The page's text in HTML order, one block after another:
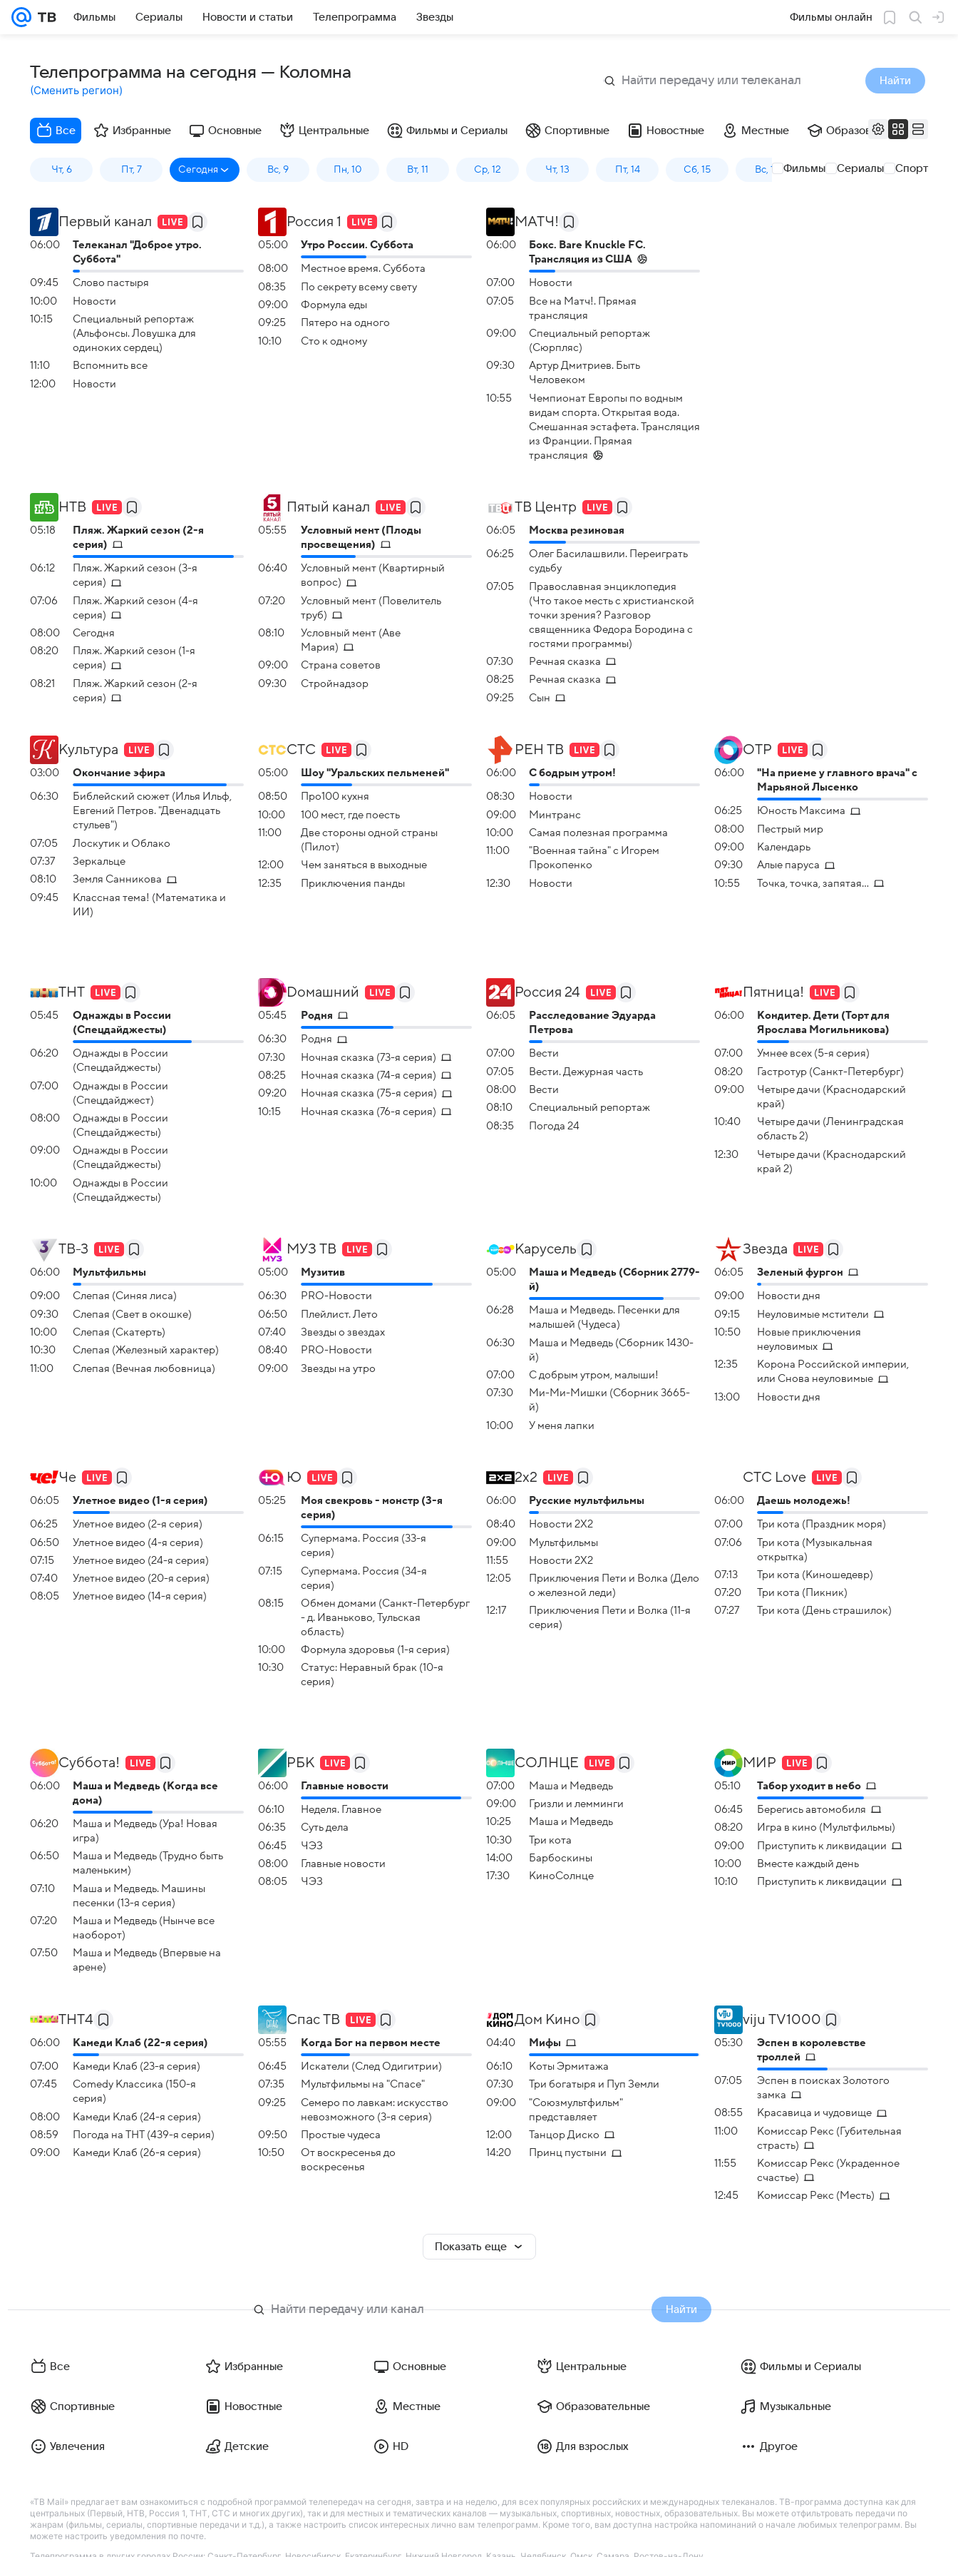
Фильмы Сериалы Новости и статьи Телепрограмма Звезды Фильмы онлайн
Телепрограмма на сегодня — Коломна
(Сменить регион)
Найти
Все Избранные Основные Центральные Фильмы и Сериалы Спортивные Новостные Местные Образовательные
Чт, 6 Пт, 7 Сегодня Вс, 9 Пн, 10 Вт, 11 Ср, 12 Чт, 13 Пт, 14 Сб, 15 Вс, 16 Пн, 17
Фильмы Сериалы Спорт
Первый канал
06:00
Телеканал "Доброе утро.
Суббота"
09:45
Слово пастыря
10:00
Новости
10:15
Специальный репортаж
(Альфонсы. Ловушка для
одиноких сердец)
11:10
Вспомнить все
12:00
Новости
Россия 1
05:00 Утро России. Суббота
08:00
Местное время. Суббота
08:35
По секрету всему свету
09:00
Формула еды
09:25
Пятеро на одного
10:10
Сто к одному
МАТЧ!
06:00
Бокс. Bare Knuckle FC.
Трансляция из США
07:00
Новости
07:05
Все на Матч!. Прямая
трансляция
09:00
Специальный репортаж
(Сюрпляс)
09:30
Артур Дмитриев. Быть
Человеком
10:55
Чемпионат Европы по водным
видам спорта. Открытая вода.
Смешанная эстафета. Трансляция
из Франции. Прямая
трансляция
НТВ
05:18
Пляж. Жаркий сезон (2-я
серия)
06:12
Пляж. Жаркий сезон (3-я
серия)
07:06
Пляж. Жаркий сезон (4-я
серия)
08:00
Сегодня
08:20
Пляж. Жаркий сезон (1-я
серия)
08:21
Пляж. Жаркий сезон (2-я
серия)
Пятый канал
05:55
Условный мент (Плоды
просвещения)
06:40
Условный мент (Квартирный
вопрос)
07:20
Условный мент (Повелитель
труб)
08:10
Условный мент (Аве
Мария)
09:00
Страна советов
09:30
Стройнадзор
ТВ Центр
06:05 Москва резиновая
06:25
Олег Басилашвили. Переиграть
судьбу
07:05
Православная энциклопедия
(Что такое месть с христианской
точки зрения? Разговор
священника Федора Бородина с
гостями программы)
07:30
Речная сказка
08:25
Речная сказка
09:25
Сын
Культура
03:00 Окончание эфира
06:30
Библейский сюжет (Илья Ильф,
Евгений Петров. "Двенадцать
стульев")
07:05
Лоскутик и Облако
07:37
Зеркальце
08:10
Земля Санникова
09:45
Классная тема! (Математика и
ИИ)
СТС
05:00 Шоу "Уральских пельменей"
08:50
Про100 кухня
10:00
100 мест, где поесть
11:00
Две стороны одной страны
(Пилот)
12:00
Чем заняться в выходные
12:35
Приключения панды
РЕН ТВ
06:00 С бодрым утром!
08:30
Новости
09:00
Минтранс
10:00
Самaя полезная прoграмма
11:00
"Военная тайна" с Игорем
Прокопенко
12:30
Новости
ОТР
06:00
"На приеме у главного врача" с
Марьяной Лысенко
06:25
Юность Максима
08:00
Пестрый мир
09:00
Календарь
09:30
Алые паруса
10:55
Точка, точка, запятая...
ТНТ
05:45
Однажды в России
(Спецдайджесты)
06:20
Однажды в России
(Спецдайджесты)
07:00
Однажды в России
(Спецдайджест)
08:00
Однажды в России
(Спецдайджесты)
09:00
Однажды в России
(Спецдайджесты)
10:00
Однажды в России
(Спецдайджесты)
Dомашний
05:45 Родня
06:30
Родня
07:30
Ночная сказка (73-я серия)
08:25
Ночная сказка (74-я серия)
09:20
Ночная сказка (75-я серия)
10:15
Ночная сказка (76-я серия)
Россия 24
06:05
Расследование Эдуарда
Петрова
07:00
Вести
07:05
Вести. Дежурная часть
08:00
Вести
08:10
Специальный репортаж
08:35
Погода 24
Пятница!
06:00
Кoндитeр. Дети (Торт для
Ярослава Могильникова)
07:00
Умнее всех (5-я серия)
08:20
Гастротур (Санкт-Петербург)
09:00
Четыре дачи (Краснодарский
край)
10:40
Четыре дачи (Ленинградская
область 2)
12:30
Четыре дачи (Краснодарский
край 2)
ТВ-3
06:00 Мультфильмы
09:00
Слепая (Синяя лиса)
09:30
Слепая (Свет в окошке)
10:00
Слепая (Скатерть)
10:30
Слепая (Железный характер)
11:00
Слепая (Вечная любовница)
МУЗ ТВ
05:00 Музитив
06:30
PRO-Новости
06:50
Плейлист. Лето
07:40
Звезды о звездах
08:40
PRO-Новости
09:00
Звeзды на yтро
Карусель
05:00
Маша и Медведь (Сборник 2779-
й)
06:28
Маша и Медведь. Песенки для
малышей (Чудеса)
06:30
Маша и Медведь (Сборник 1430-
й)
07:00
С добрым утром, малыши!
07:30
Ми-Ми-Мишки (Сборник 3665-
й)
10:00
У меня лапки
Звезда
06:05 Зеленый фургон
09:00
Новости дня
09:15
Неуловимые мстители
10:50
Новые приключения
неуловимых
12:35
Корона Российской империи,
или Снова неуловимые
13:00
Новости дня
Че
06:05 Улетное видео (1-я серия)
06:25
Улетное видео (2-я серия)
06:50
Улетное видео (4-я серия)
07:15
Улетное видео (24-я серия)
07:40
Улетное видео (20-я серия)
08:05
Улетное видео (14-я серия)
Ю
05:25
Моя свекровь - монстр (3-я
серия)
06:15
Супермама. Россия (33-я
серия)
07:15
Супермама. Россия (34-я
серия)
08:15
Обмен домами (Санкт-Петербург
- д. Иваньково, Тульская
область)
10:00
Формула здоровья (1-я серия)
10:30
Статус: Неравный брак (10-я
серия)
2x2
06:00 Русские мультфильмы
08:40
Новости 2Х2
09:00
Мультфильмы
11:55
Новости 2Х2
12:05
Приключения Пети и Волка (Дело
о железной леди)
12:17
Приключения Пети и Волка (11-я
серия)
СТС Love
06:00 Даешь молодежь!
07:00
Три кота (Праздник моря)
07:06
Три кота (Музыкальная
открытка)
07:13
Три кота (Киношедевр)
07:20
Три кота (Пикник)
07:27
Три кота (День страшилок)
Суббота!
06:00
Маша и Медведь (Когда все
дома)
06:20
Маша и Медведь (Ура! Новая
игра)
06:50
Маша и Медведь (Трудно быть
маленьким)
07:10
Маша и Медведь. Машины
песенки (13-я серия)
07:20
Маша и Медведь (Нынче все
наоборот)
07:50
Маша и Медведь (Впервые на
арене)
РБК
06:00 Главные новости
06:10
Неделя. Главное
06:35
Суть дела
06:45
ЧЭЗ
08:00
Главные новости
08:05
ЧЭЗ
СОЛНЦЕ
07:00
Маша и Медведь
09:00
Гризли и лемминги
10:25
Маша и Медведь
10:30
Три кота
14:00
Барбоскины
17:30
КиноСолнце
МИР
05:10 Табор уходит в небо
06:45
Берегись автомобиля
08:20
Игра в кино (Мультфильмы)
09:00
Приступить к ликвидации
10:00
Вместе каждый день
10:10
Приступить к ликвидации
ТНТ4
06:00 Камеди Клаб (22-я серия)
07:00
Камеди Клаб (23-я серия)
07:45
Comedy Классика (150-я
серия)
08:00
Камеди Клаб (24-я серия)
08:59
Погода на ТНТ (439-я серия)
09:00
Камеди Клаб (26-я серия)
Спас ТВ
05:55 Когда Бог на первом месте
06:45
Искатели (След Одигитрии)
07:35
Мультфильмы на "Спасе"
09:25
Семеро по лавкам: искусство
невозможного (3-я серия)
09:50
Простые чудеса
10:50
От воскресенья до
воскресенья
Дом Кино
04:40 Мифы
06:10
Коты Эрмитажа
07:30
Три богатыря и Пуп Земли
09:00
"Союзмультфильм"
представляет
12:00
Танцор Диско
14:20
Принц пустыни
viju TV1000
05:30
Эспен в королевстве
троллей
07:05
Эспен в поисках Золотого
замка
08:55
Красавица и чудовище
11:00
Комиссар Рекс (Губительная
страсть)
11:55
Комиссар Рекс (Украденное
счастье)
12:45
Комиссар Рекс (Месть)
Показать еще
Найти
Все Избранные Основные Центральные Фильмы и Сериалы
Спортивные Новостные Местные Образовательные Музыкальные
Увлечения Детские HD Для взрослых Другое
«ТВ Mail» предлагает вам ознакомиться с подробной программой телепередач на сегодня, завтра и на неделю, для всех популярных российских и международных телеканалов. ТВ-программа доступна как для
центральных (Первый, НТВ, Россия 1, ТНТ, СТС и многих других), так и для местных и тематических каналов — музыкальных, спортивных, новостных, образовательных. Вы можете отфильтровать передачи по
жанрам (фильмы, сериалы, спортивные передачи и т.д.), а также настроить список интересных лично вам телепрограмм. Кроме того, вам доступна настройка напоминаний о начале любимых телепрограмм. Вы
можете настроить уведомления по почте.